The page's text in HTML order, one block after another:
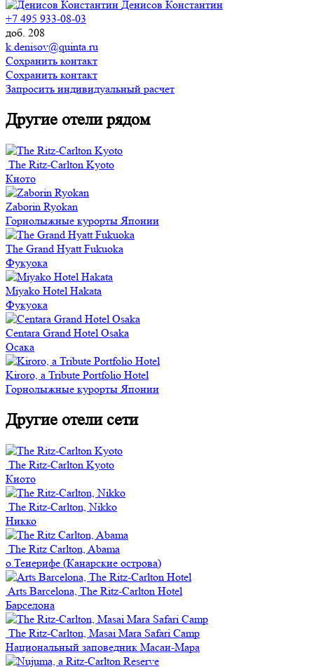
Денисов Константин
+7 495 933-08-03
доб. 208
k.denisov@quinta.ru
Сохранить контакт
Сохранить контакт
Запросить индивидуальный расчет
Другие отели рядом
The Ritz-Carlton Kyoto
Киото
Zaborin Ryokan
Горнолыжные курорты Японии
The Grand Hyatt Fukuoka
Фукуока
Miyako Hotel Hakata
Фукуока
Centara Grand Hotel Osaka
Осака
Kiroro, a Tribute Portfolio Hotel
Горнолыжные курорты Японии
Другие отели сети
The Ritz-Carlton Kyoto
Киото
The Ritz-Carlton, Nikko
Никко
The Ritz Carlton, Abama
о.Тенерифе (Канарские острова)
Arts Barcelona, The Ritz-Carlton Hotel
Барселона
The Ritz-Carlton, Masai Mara Safari Camp
Национальный заповедник Масаи-Мара